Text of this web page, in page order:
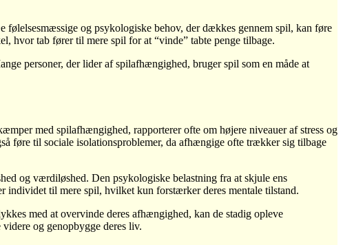
og psykologiske behov, der dækkes gennem spil, kan føre
hvor tab fører til mere spil for at “vinde” tabte penge tilbage.
personer, der lider af spilafhængighed, bruger spil som en måde at
med spilafhængighed, rapporterer ofte om højere niveauer af stress og
føre til sociale isolationsproblemer, da afhængige ofte trækker sig tilbage
og værdiløshed. Den psykologiske belastning fra at skjule ens
til mere spil, hvilket kun forstærker deres mentale tilstand.
med at overvinde deres afhængighed, kan de stadig opleve
og genopbygge deres liv.